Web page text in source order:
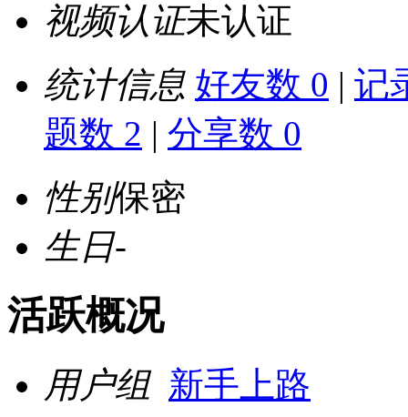
视频认证未认证
统计信息 好友数 0 | 记
题数 2 | 分享数 0
性别保密
生日-
活跃概况
用户组 新手上路